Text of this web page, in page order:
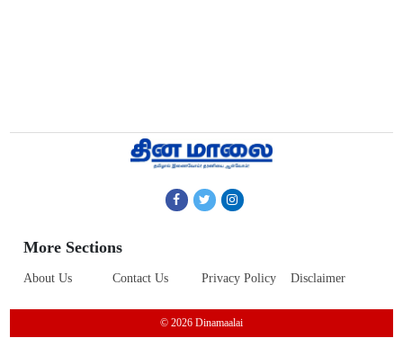
More Sections
About Us Contact Us Privacy Policy Disclaimer
© 2026 Dinamaalai